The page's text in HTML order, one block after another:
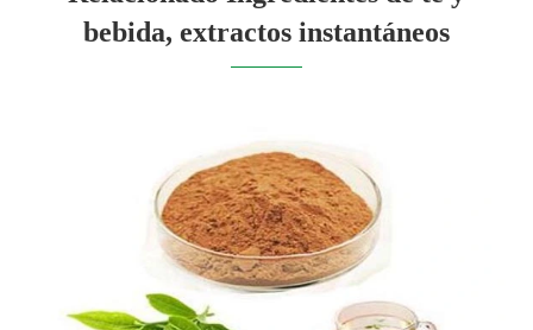
bebida, extractos instantáneos